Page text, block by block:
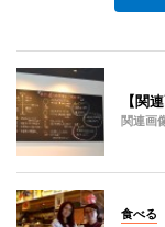
【関
関連画
食べる